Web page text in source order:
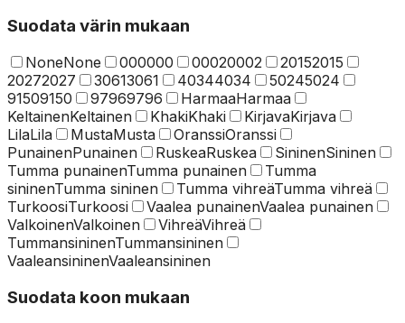
Suodata värin mukaan
NoneNone 000000 00020002 20152015
20272027 30613061 40344034 50245024
91509150 97969796 HarmaaHarmaa
KeltainenKeltainen KhakiKhaki KirjavaKirjava
LilaLila MustaMusta OranssiOranssi
PunainenPunainen RuskeaRuskea SininenSininen
Tumma punainenTumma punainen
Tumma
sininenTumma sininen Tumma vihreäTumma vihreä
TurkoosiTurkoosi Vaalea punainenVaalea punainen
ValkoinenValkoinen VihreäVihreä
TummansininenTummansininen
VaaleansininenVaaleansininen
Suodata koon mukaan